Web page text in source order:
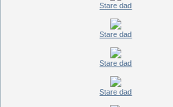
Stare dad
Stare dad
Stare dad
Stare dad